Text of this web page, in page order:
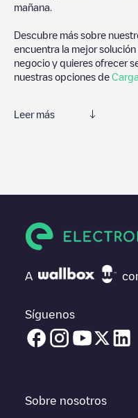
mañana.
Descubre más sobre
encuentra la mejor
negocio y quieres ofrecer
nuestras opciones de
Leer más
su vehículo eléctrico.
necesitas, comprueba en
carga que está más cerca
para vehículos eléctricos
parking, en superficie y la
Solutions/88901320está
A
Síguenos
Sobre nosotros